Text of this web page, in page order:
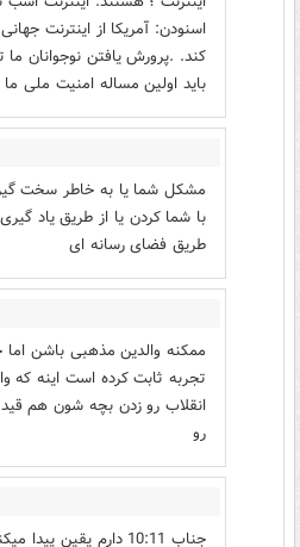
اسنودن: آمریکا از اینترنت
کند. .پرورش یافتن نوجوانان
باید اولین مساله امنیت ملی ما
مشکل شما یا به خاطر سخت
با شما کردن یا از طریق یاد
طریق فضای رسانه ای
ممکنه والدین مذهبی باشن
تجربه ثابت کرده است اینه که
انقلاب رو زدن بچه شون هم
رو
جناب 10:11 دارم یقین